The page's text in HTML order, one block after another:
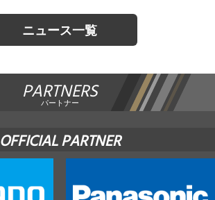
ニュース一覧
PARTNERS
パートナー
OFFICIAL PARTNER